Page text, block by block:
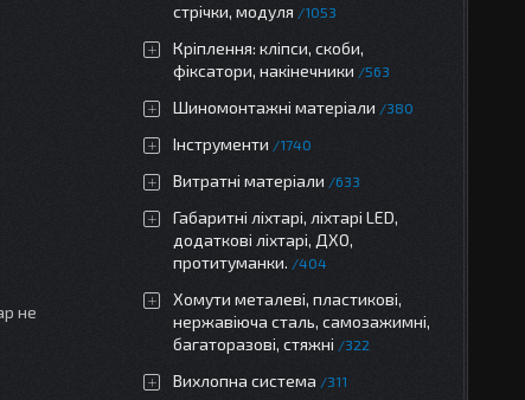
не
стрічки, модуля
1053
Кріплення: кліпси, скоби,
фіксатори, накінечники
563
Шиномонтажні матеріали 380
Інструменти 1740
Витратні матеріали 633
Габаритні ліхтарі, ліхтарі LED,
додаткові ліхтарі, ДХО,
протитуманки.
404
Хомути металеві, пластикові,
нержавіюча сталь, самозажимні,
багаторазові, стяжні
322
Вихлопна система 311